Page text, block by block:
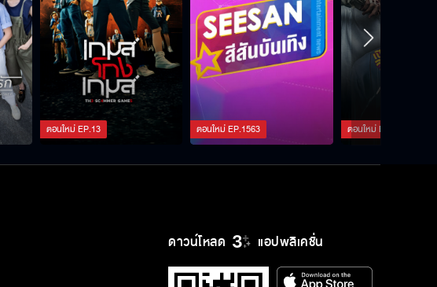
ตอนใหม่EP.13 ตอนใหม่EP.1563 ตอนใหม่EP.
ดาวน์โหลด แอปพลิเคชั่น